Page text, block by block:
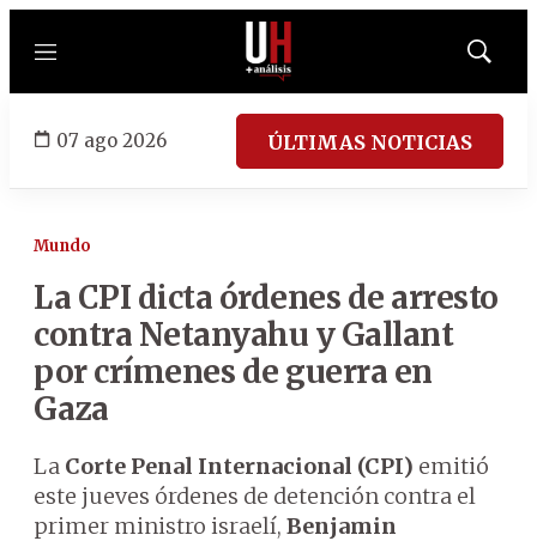
Menú
Mostrar
07 ago 2026 ÚLTIMAS NOTICIAS
Mundo
La CPI dicta órdenes de arresto
contra Netanyahu y Gallant
por crímenes de guerra en
Gaza
La Corte Penal Internacional (CPI) emitió
este jueves órdenes de detención contra el
primer ministro israelí, Benjamin